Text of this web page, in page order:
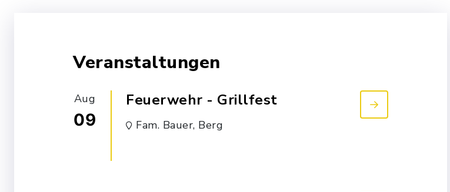
Veranstaltungen
Aug
09
Feuerwehr - Grillfest
Fam. Bauer, Berg